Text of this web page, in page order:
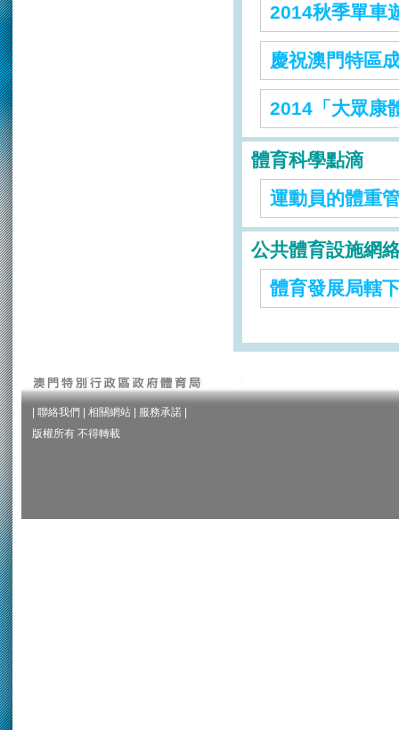
2014秋季單車
慶祝澳門特區
2014「大眾康
體育科學點滴
運動員的體重
公共體育設施網
體育發展局轄
聯絡我們 相關網站 服務承諾
版權所有 不得轉載